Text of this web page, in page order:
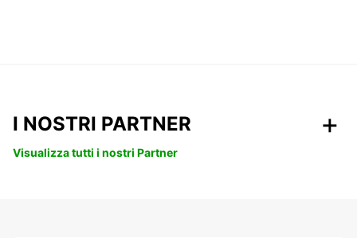
I NOSTRI PARTNER
Visualizza tutti i nostri Partner